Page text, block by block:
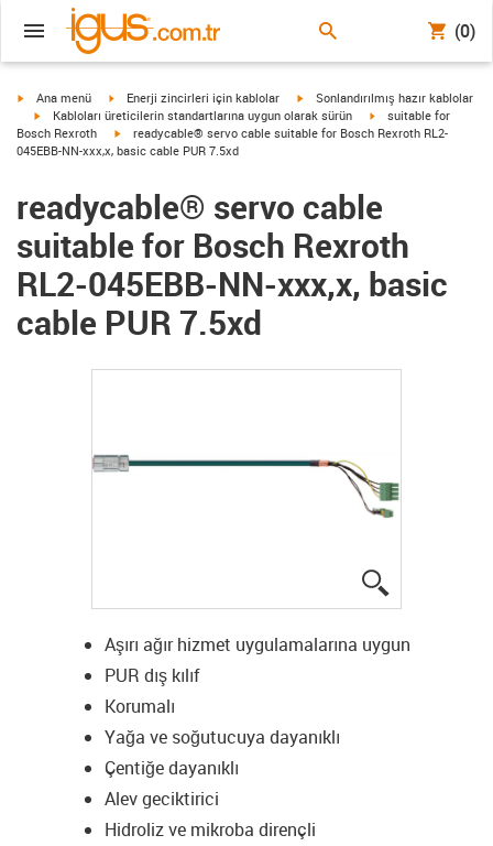
(0)
igus-icon-arrow-right
Ana menü igus-icon-arrow-right
Enerji zincirleri için kablolar igus-icon-arrow-right
Sonlandırılmış hazır kablolar
igus-icon-arrow-right
Kabloları üreticilerin standartlarına uygun olarak sürün igus-icon-arrow-right
suitable for
Bosch Rexroth
igus-icon-arrow-right
readycable® servo cable suitable for Bosch Rexroth RL2-
045EBB-NN-xxx,x, basic cable PUR 7.5xd
readycable® servo cable
suitable for Bosch Rexroth
RL2-045EBB-NN-xxx,x, basic
cable PUR 7.5xd
Aşırı ağır hizmet uygulamalarına uygun
PUR dış kılıf
Korumalı
Yağa ve soğutucuya dayanıklı
Çentiğe dayanıklı
Alev geciktirici
Hidroliz ve mikroba dirençli